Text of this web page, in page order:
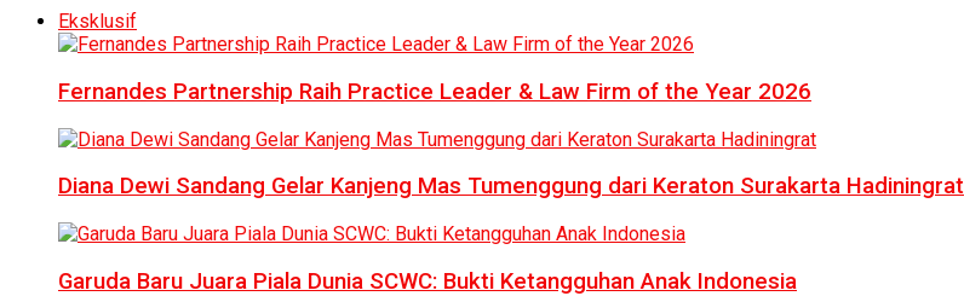
Eksklusif
Fernandes Partnership Raih Practice Leader & Law Firm of the Year 2026
Diana Dewi Sandang Gelar Kanjeng Mas Tumenggung dari Keraton Surakarta Hadiningrat
Garuda Baru Juara Piala Dunia SCWC: Bukti Ketangguhan Anak Indonesia